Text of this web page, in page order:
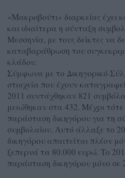
«Μακροβούτι» διαρκείας έχει
και ιδιαίτερα η σύνταξη
Μεσσηνία, με τους δείκτες να
καταβαράθρωση του
κλάδου.
Σύμφωνα με το Δικηγορικό
στοιχεία που έχουν
2011 συντάχθηκαν 821
μειώθηκαν στα 432. Μέχρι
παράσταση δικηγόρου για τη
συμβολαίου. Αυτό άλλαξε το
δικηγόρου απαιτείται πλέον
ξεπερνά τα 80.000 ευρώ. Το
παράσταση δικηγόρου μόνο σε